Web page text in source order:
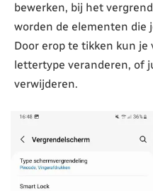
bewerken, bij het
worden de elementen die
Door erop te tikken kun
lettertype veranderen, of
verwijderen.